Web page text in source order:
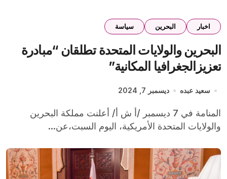
اخبار البحرين سياسة
البحرين والولايات المتحدة تطلقان “مبادرة
تعزيزالجغرافيا المكانية”
سعيد عبده ديسمبر 7, 2024
المنامة في 7 ديسمبر /أ ش أ/ أعلنت مملكة البحرين
والولايات المتحدة الأمريكية، اليوم السبت،عن...